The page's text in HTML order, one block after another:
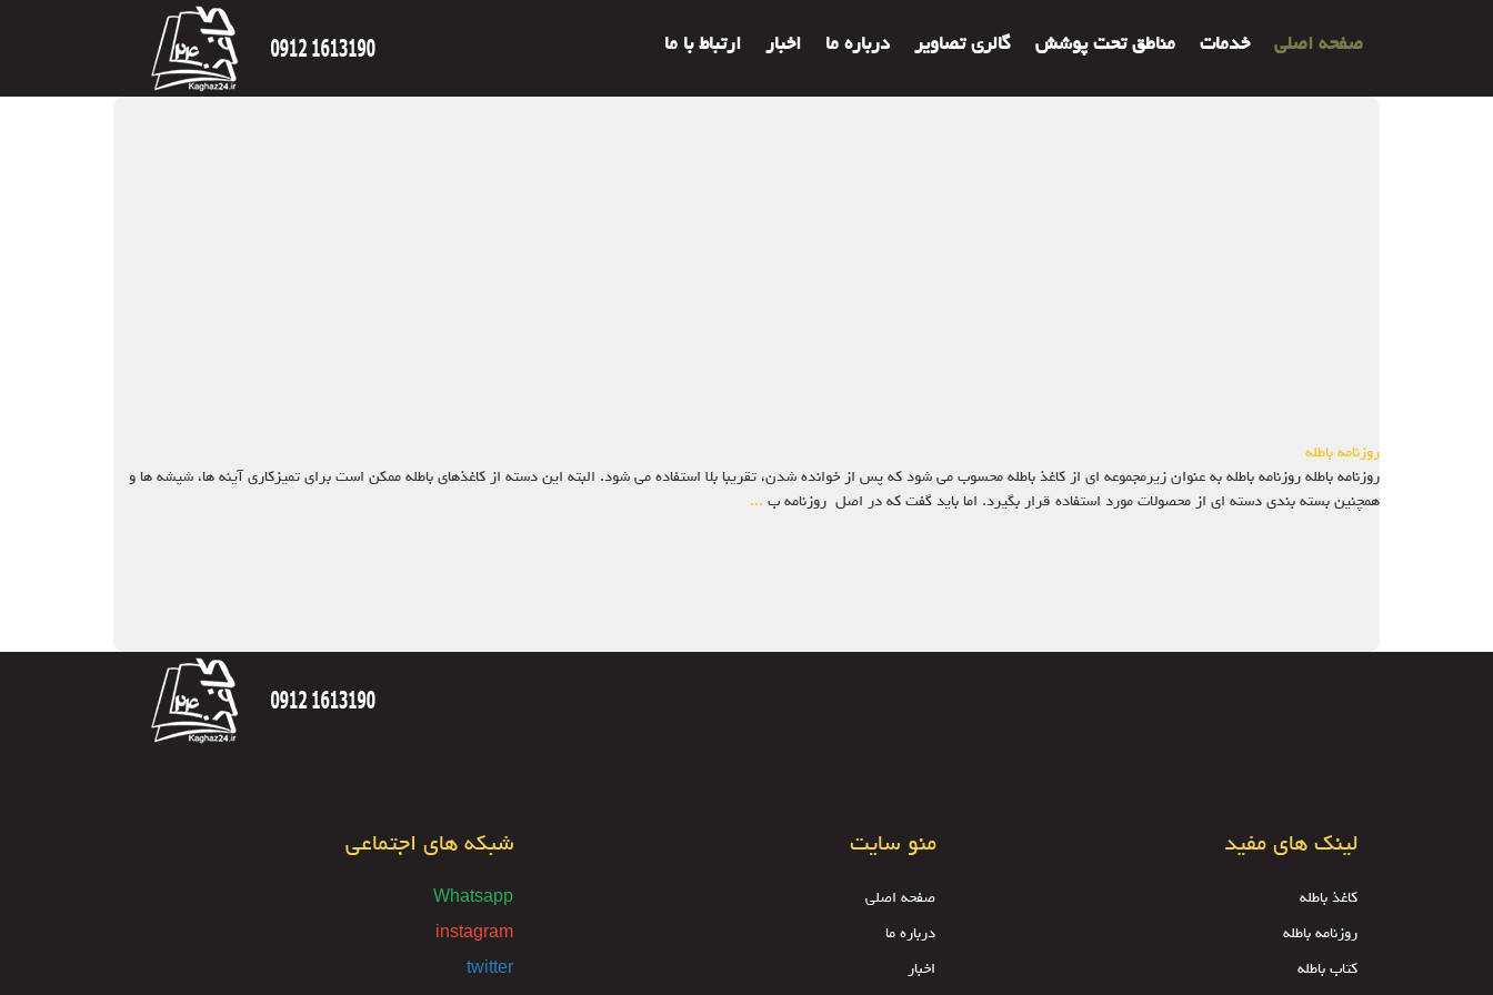
صفحه اصلی خدمات مناطق تحت پوشش گالری تصاویر درباره ما اخبار ارتباط با ما
روزنامه باطله
روزنامه باطله روزنامه باطله به عنوان زیرمجموعه ای از کاغذ باطله محسوب می شود که پس از خوانده شدن، تقریبا بلا استفاده می شود. البته این دسته از کاغذهای باطله ممکن است برای تمیزکاری آینه ها، شیشه ها و
همچنین بسته بندی دسته ای از محصولات مورد استفاده قرار بگیرد. اما باید گفت که در اصل روزنامه ب ...
لینک های مفید
کاغذ باطله
روزنامه باطله
کتاب باطله
منو سایت
صفحه اصلی
درباره ما
اخبار
شبکه های اجتماعی
Whatsapp
instagram
twitter